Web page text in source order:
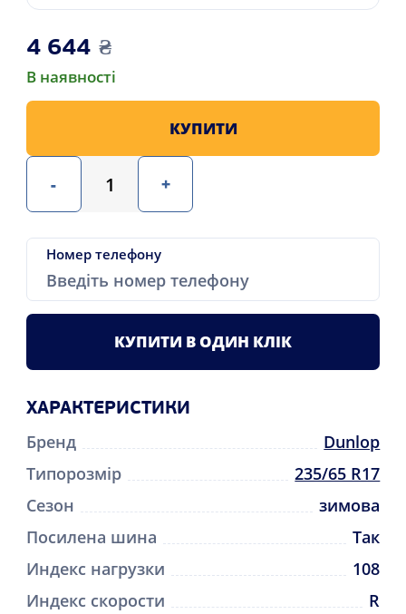
4 644 ₴
В наявності
- +
КУПИТИ
Номер телефону
КУПИТИ В ОДИН КЛІК
ХАРАКТЕРИСТИКИ
Бренд
Dunlop
Типорозмір
235/65 R17
Сезон
зимова
Посилена шина
Так
Индекс нагрузки
108
Индекс скорости
R